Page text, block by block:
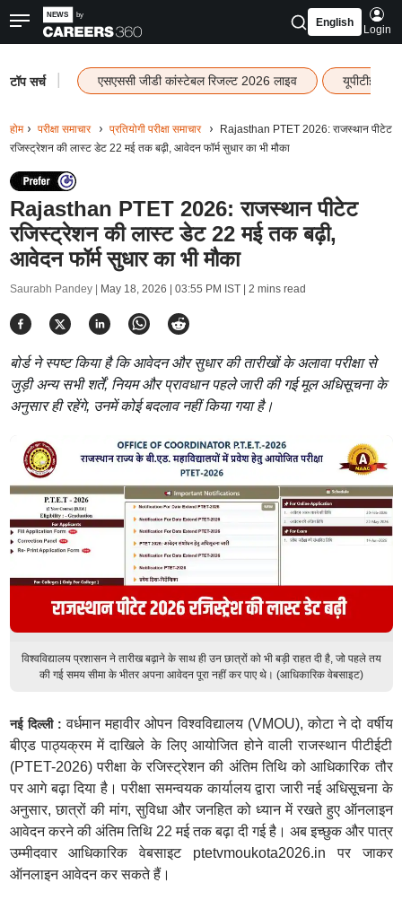
English
Login
टॉप सर्च एसएससी जीडी कांस्टेबल रिजल्ट 2026 लाइव यूपीटीईटी
होम परीक्षा समाचार प्रतियोगी परीक्षा समाचार
Rajasthan PTET 2026: राजस्थान पीटेट
रजिस्ट्रेशन की लास्ट डेट 22 मई तक बढ़ी, आवेदन फॉर्म सुधार का भी मौका
Rajasthan PTET 2026: राजस्थान पीटेट
रजिस्ट्रेशन की लास्ट डेट 22 मई तक बढ़ी,
आवेदन फॉर्म सुधार का भी मौका
Saurabh Pandey | May 18, 2026 | 03:55 PM IST| 2 mins read
बोर्ड ने स्पष्ट किया है कि आवेदन और सुधार की तारीखों के अलावा परीक्षा से
जुड़ी अन्य सभी शर्तें, नियम और प्रावधान पहले जारी की गई मूल अधिसूचना के
अनुसार ही रहेंगे, उनमें कोई बदलाव नहीं किया गया है।
विश्वविद्यालय प्रशासन ने तारीख बढ़ाने के साथ ही उन छात्रों को भी बड़ी राहत दी है, जो पहले तय
की गई समय सीमा के भीतर अपना आवेदन पूरा नहीं कर पाए थे। (आधिकारिक वेबसाइट)
नई दिल्ली :वर्धमान महावीर ओपन विश्वविद्यालय (VMOU), कोटा ने दो वर्षीय
बीएड पाठ्यक्रम में दाखिले के लिए आयोजित होने वाली राजस्थान पीटीईटी
(PTET-2026) परीक्षा के रजिस्ट्रेशन की अंतिम तिथि को आधिकारिक तौर
पर आगे बढ़ा दिया है। परीक्षा समन्वयक कार्यालय द्वारा जारी नई अधिसूचना के
अनुसार, छात्रों की मांग, सुविधा और जनहित को ध्यान में रखते हुए ऑनलाइन
आवेदन करने की अंतिम तिथि 22 मई तक बढ़ा दी गई है। अब इच्छुक और पात्र
उम्मीदवार आधिकारिक वेबसाइट ptetvmoukota2026.in पर जाकर
ऑनलाइन आवेदन कर सकते हैं।